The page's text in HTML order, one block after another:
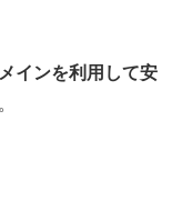
インを利用して安